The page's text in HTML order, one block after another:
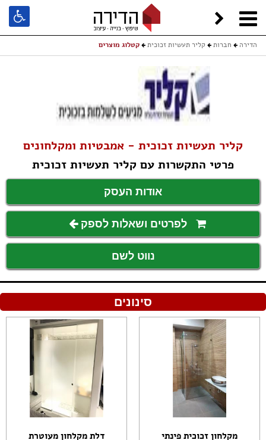
הדירה חברות קליר תעשיות זכוכית קטלוג מוצרים
קליר תעשיות זכוכית - אמבטיות ומקלחונים
פרטי התקשרות עם קליר תעשיות זכוכית
אודות העסק
לפרטים ושאלות לספק
נווט לשם
סינונים
מקלחון זכוכית פינתי דלת מקלחון מעוטרת